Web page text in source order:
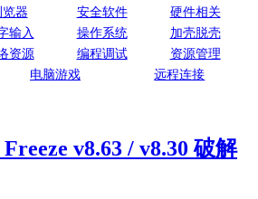
览器 安全软件
硬件相关
输入 操作系统
加壳脱壳
资源 编程调试
资源管理
电脑游戏 远程连接
v8.63 / v8.30 破解